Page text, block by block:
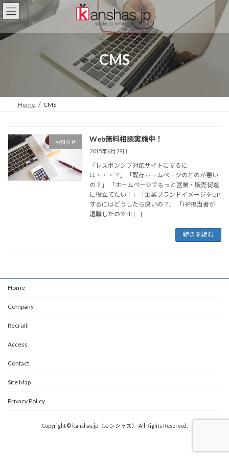
コ
ン
ン
プ
ナ
ビ
ー
動
CMS
Home CMS
お知らせ Web無料相談実施中！
2015年6月29日
「レスポンシブ対応サイトにするに
は・・・？」「既存ホームページのどのが悪い
の？」 「ホームページでもっと営業・販売促進
に役立てたい！」「企業ブランドイメージをUP
するにはどうしたら良いの？」 「HP担当者が
退職したのでホ […]
続きを読む
Home
Company
Recruit
Access
Contact
Site Map
Privacy Policy
Copyright © kanshas.jp（カンシャス） All Rights Reserved.